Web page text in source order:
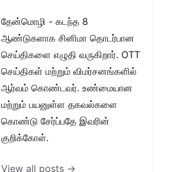
தேன்மொழி - கடந்த 8
ஆண்டுகளாக சினிமா தொடர்பான
செய்திகளை எழுதி வருகிறார். OTT
செய்திகள் மற்றும் விமர்சனங்களில்
ஆர்வம் கொண்டவர். உண்மையான
மற்றும் பயனுள்ள தகவல்களை
கொண்டு சேர்ப்பதே இவரின்
குறிக்கோள்.
View all posts →